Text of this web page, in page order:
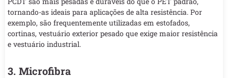
tornando-as ideais para aplicações de alta resistência. Por
exemplo, são frequentemente utilizadas em estofados,
cortinas, vestuário exterior pesado que exige maior resistência
e vestuário industrial.
3. Microfibra